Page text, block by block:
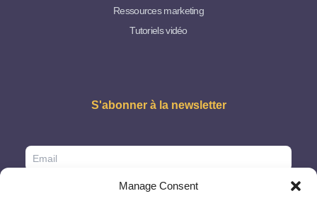
Manage Consent
Ressources marketing
Tutoriels vidéo
S'abonner à la newsletter